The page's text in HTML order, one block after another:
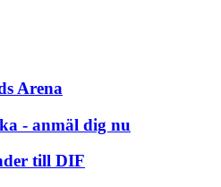
Arena
- anmäl dig nu
till DIF